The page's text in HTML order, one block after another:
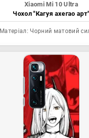
Xiaomi Mi 10 Ultra
Чохол "Кагуя ахегао арт"
Матеріал: Чорний матовий